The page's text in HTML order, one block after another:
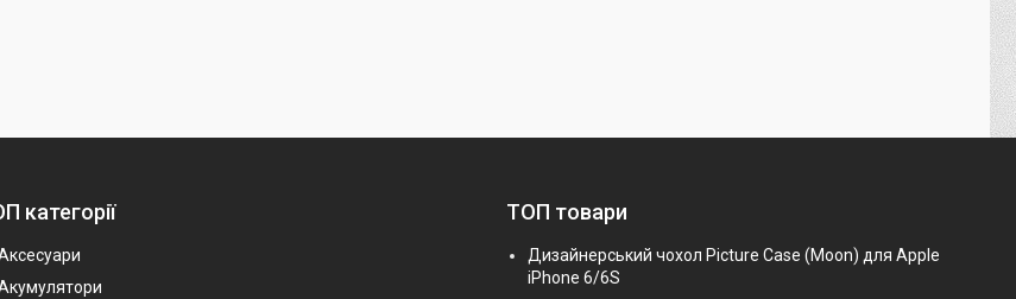
категорії ТОП товари
Дизайнерський чохол Picture Case (Moon) для Apple
iPhone 6/6S